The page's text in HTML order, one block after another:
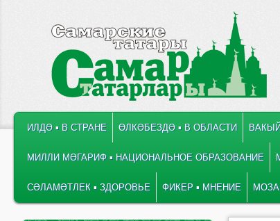
ПЕРЕЙТИ К ОСНОВНОМУ СОДЕРЖИМОМУ
ПЕРЕЙТИ К ДОПОЛНИТЕЛЬНОМУ
ИЛДӘ ▪ В СТРАНЕ ӨЛКӘБЕЗДӘ ▪ В ОБЛАСТИ
МИЛЛИ МӘГАРИФ ▪ НАЦИОНАЛЬНОЕ ОБРАЗОВАНИЕ
СӘЛАМӘТЛЕК ▪ ЗДОРОВЬЕ ФИКЕР ▪ МНЕНИЕ